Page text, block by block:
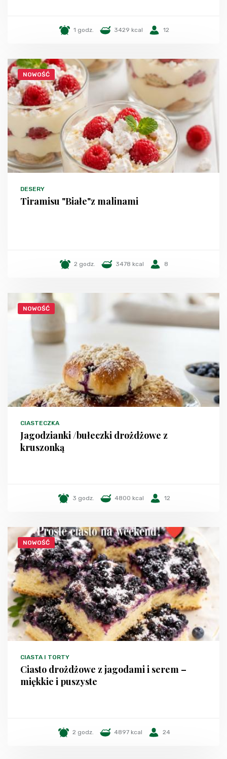
1 godz. 3429 kcal 12
NOWOŚĆ
DESERY
Tiramisu "Białe"z malinami
2 godz. 3478 kcal 8
NOWOŚĆ
CIASTECZKA
Jagodzianki /bułeczki drożdżowe z
kruszonką
3 godz. 4800 kcal 12
NOWOŚĆ
CIASTA I TORTY
Ciasto drożdżowe z jagodami i serem –
miękkie i puszyste
2 godz. 4897 kcal 24